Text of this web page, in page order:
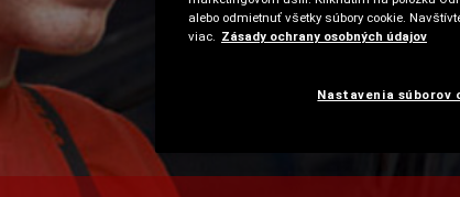
alebo odmietnuť všetky súbory cookie.
viac.
Zásady ochrany osobných údajov
Nastavenia súborov